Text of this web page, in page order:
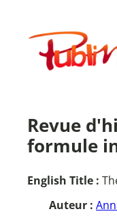
contenuPublimath
Revue
formule
English Title :
Auteur :